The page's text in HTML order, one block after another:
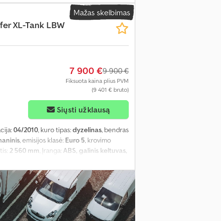
Mažas skelbimas
XL-Tank LBW
7 900 €9 900 €
Fiksuota kaina plius PVM
(9 401 € bruto)
Siųsti užklausą
04/2010, kuro tipas:dyzelinas, bendras
, emisijos klasė: Euro 5, krovimo
2 560 mm, Įranga: ABS, galinis keltuvas,